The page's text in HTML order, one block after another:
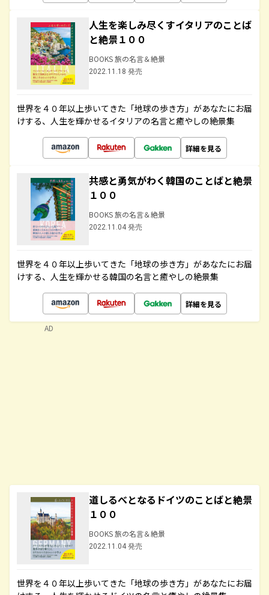
人生を楽しみ尽くすイタリアのことば
と絶景１００
BOOKS 旅の名言＆絶景
2022.11.18 発売
世界を４０年以上歩いてきた「地球の歩き方」があなたにお届
けする、人生を輝かせるイタリアの名言と癒やしの絶景集
詳細を見る
共感と勇気がわく韓国のことばと絶景
１００
BOOKS 旅の名言＆絶景
2022.11.04 発売
世界を４０年以上歩いてきた「地球の歩き方」があなたにお届
けする、人生を輝かせる韓国の名言と癒やしの絶景集
詳細を見る
道しるべとなるドイツのことばと絶景
１００
BOOKS 旅の名言＆絶景
2022.11.04 発売
世界を４０年以上歩いてきた「地球の歩き方」があなたにお届
AD